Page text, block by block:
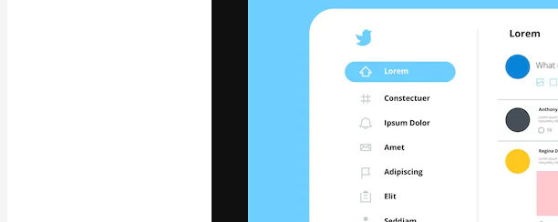
Modelos de vídeos
A plataforma criativa para você direcionar
seu melhor trabalho. Mais de 1 milhão de
assinantes entre criativos, empresas,
agências e estúdios.